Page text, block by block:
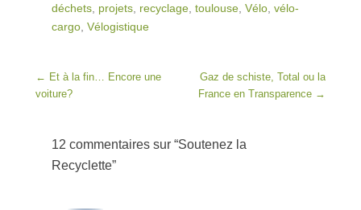
déchets projets recyclage toulouse Vélo vélo-
cargo Vélogistique
Post navigation
← Et à la fin… Encore une
voiture?
Gaz de schiste, Total ou la
France en Transparence →
12 commentaires sur “Soutenez la
Recyclette”